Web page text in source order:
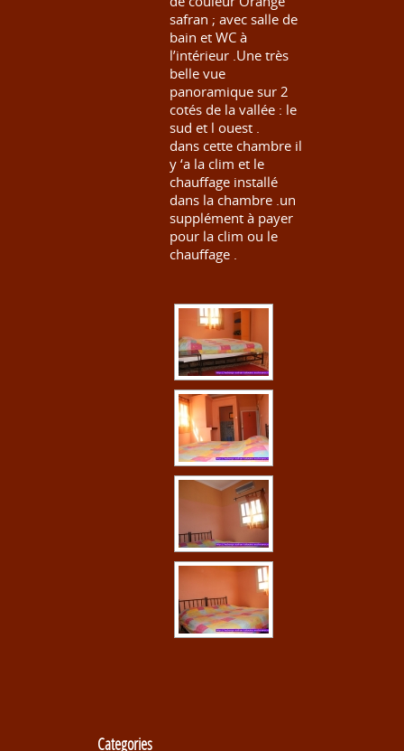
safran ; avec salle de
bain et WC à
l’intérieur .Une très
belle vue
panoramique sur 2
cotés de la vallée : le
sud et l ouest .
dans cette chambre il
y ‘a la clim et le
chauffage installé
dans la chambre .un
supplément à payer
pour la clim ou le
chauffage .
Categories